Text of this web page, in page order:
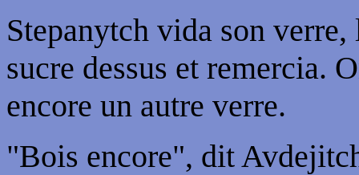
Stepanytch vida son
sucre dessus et remercia.
encore un autre verre.
"Bois encore", dit